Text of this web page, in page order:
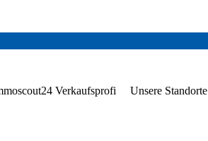
Unsere Standorte